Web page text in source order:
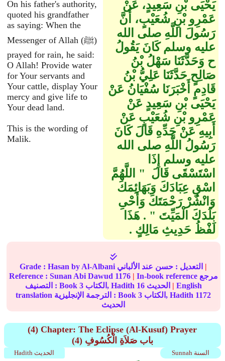
On his father's authority,
quoted his grandfather
as saying: When the
Messenger of Allah (ﷺ)
prayed for rain, he said:
O Allah! Provide water
for Your servants and
Your cattle, display Your
mercy and give life to
Your dead land.
This is the wording of
Malik.
يَحْيَى بْنِ سَعِيدٍ، عَنْ
عَمْرِو بْنِ شُعَيْبٍ، أَنَّ
رَسُولَ اللَّهِ صلى الله
عليه وسلم كَانَ يَقُولُ
ح وَحَدَّثَنَا سَهْلُ بْنُ
صَالِحٍ حَدَّثَنَا عَلِيُّ بْنُ
قَادِمٍ أَخْبَرَنَا سُفْيَانُ عَنْ
يَحْيَى بْنِ سَعِيدٍ عَنْ
عَمْرِو بْنِ شُعَيْبٍ عَنْ
أَبِيهِ عَنْ جَدِّهِ قَالَ كَانَ
رَسُولُ اللَّهِ صلى الله
عليه وسلم إِذَا
اسْتَسْقَى قَالَ ‏ "‏ اللَّهُمَّ
اسْقِ عِبَادَكَ وَبَهَائِمَكَ
وَانْشُرْ رَحْمَتَكَ وَأَحْىِ
بَلَدَكَ الْمَيِّتَ ‏"‏ ‏.‏ هَذَا
لَفْظُ حَدِيثِ مَالِكٍ ‏.‏
Grade :Hasan by Al-Albani التعديل : حسن
|
Reference : Sunan Abi Dawud 1176 | In-book reference مرجع
التصنيف : Book 3 الكتاب, Hadith 16 | English
translation الترجمة الإنجليزية : Book3 الكتاب, Hadith 1172
الحديث
(4) Chapter: The Eclipse (Al-Kusuf) Prayer
(4) باب صَلاَةِ الْكُسُوفِ
Sunnah السنة Hadith الحديث